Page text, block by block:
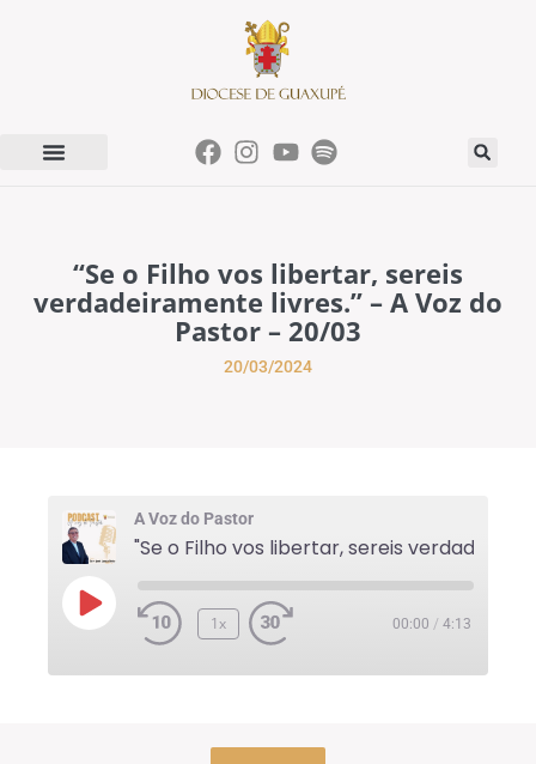
“Se o Filho vos libertar, sereis
verdadeiramente livres.” – A Voz do
Pastor – 20/03
20/03/2024
A Voz do Pastor
1x 00:00 / 4:13